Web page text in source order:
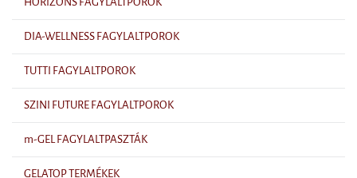
DIA-WELLNESS FAGYLALTPOROK
TUTTI FAGYLALTPOROK
SZINI FUTURE FAGYLALTPOROK
m-GEL FAGYLALTPASZTÁK
GELATOP TERMÉKEK